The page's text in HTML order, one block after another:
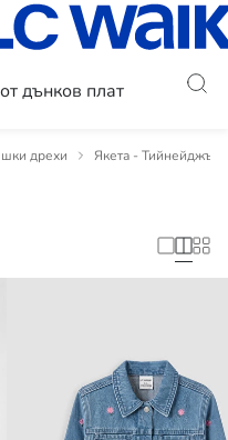
дънков плат
дрехи Якета -